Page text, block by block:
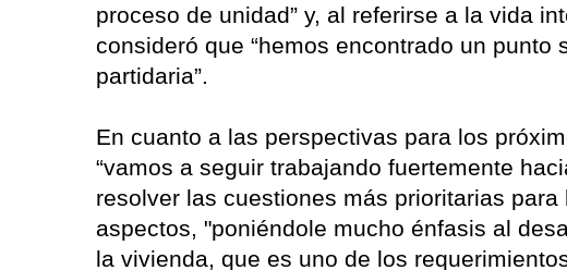
proceso de unidad” y, al referirse a la vida
consideró que “hemos encontrado un punto
partidaria”.
En cuanto a las perspectivas para los
“vamos a seguir trabajando fuertemente
resolver las cuestiones más prioritarias
aspectos, "poniéndole mucho énfasis al
la vivienda, que es uno de los